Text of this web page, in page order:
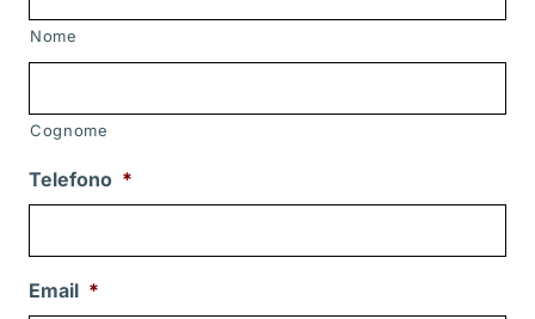
Nome
Cognome
Telefono *
Email *